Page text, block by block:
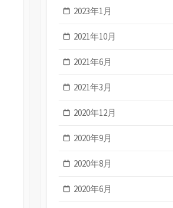
2023年1月
2021年10月
2021年6月
2021年3月
2020年12月
2020年9月
2020年8月
2020年6月